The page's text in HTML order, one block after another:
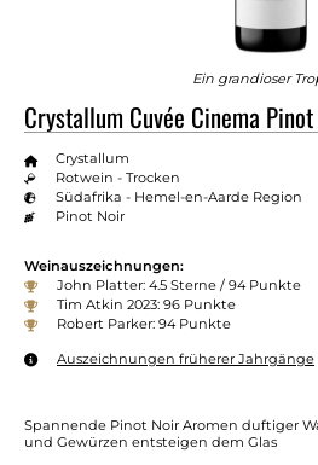
Ein grandioser
Crystallum Cuvée Cinema
Crystallum
Rotwein - Trocken
Südafrika - Hemel-en-Aarde Region
Pinot Noir
Weinauszeichnungen:
John Platter: 4.5 Sterne / 94 Punkte
Tim Atkin 2023: 96 Punkte
Robert Parker: 94 Punkte
Auszeichnungen früherer Jahrgänge
Spannende Pinot Noir Aromen duftiger
und Gewürzen entsteigen dem Glas